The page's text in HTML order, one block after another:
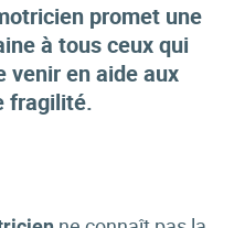
promet une
à tous ceux qui
venir en aide aux
fragilité.